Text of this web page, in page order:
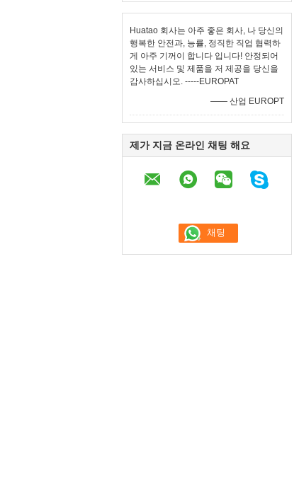
Huatao 회사는 아주 좋은 회사, 나 당신의
행복한 안전과, 능률, 정직한 직업 협력하
게 아주 기꺼이 합니다 입니다! 안정되어
있는 서비스 및 제품을 저 제공을 당신을
감사하십시오. -----EUROPAT
—— 산업 EUROPT
제가 지금 온라인 채팅 해요